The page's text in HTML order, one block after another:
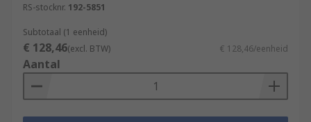
RS-stocknr. 192-5851
Subtotaal (1 eenheid)
€ 128,46(excl. BTW) € 128,46/eenheid
Aantal